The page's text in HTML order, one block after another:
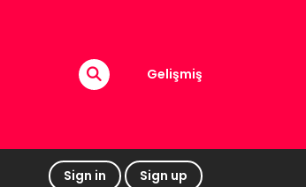
Gelişmiş
Sign in Sign up